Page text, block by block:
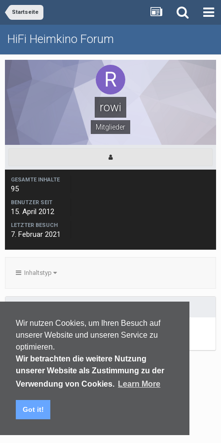
Wir nutzen Cookies, um Ihren Besuch auf
unserer Website und unseren Service zu
optimieren.
Wir betrachten die weitere Nutzung
unserer Website als Zustimmung zu der
Verwendung von Cookies. Learn More
Got it!
Startseite
HiFi Heimkino Forum
rowi
Mitglieder
GESAMTE INHALTE
95
BENUTZER SEIT
15. April 2012
LETZTER BESUCH
7. Februar 2021
Inhaltstyp
Noch keine Inhalte vorhanden
Datenschutzerklärung
(C) audiomap.de